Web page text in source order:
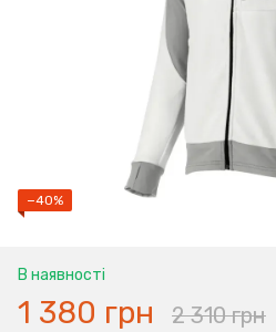
−40%
В наявності
1 380 грн 2 310 грн